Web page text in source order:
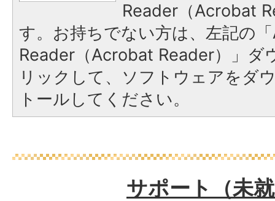
Reader（Acrobat
す。お持ちでない方は、左記の
Reader（Acrobat Reader）」ダ
リックして、ソフトウェアをダ
トールしてください。
サポート（未